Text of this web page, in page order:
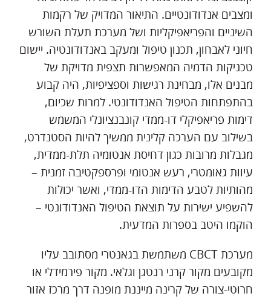
ומצבים אנדודונטיים. התיאור המדויק של רקמות
השיניים והפריאפיקליות ושל מערכת תעלת השורש
חיוני לאבחון, תכנון טיפול ומעקב באנדודונטיה. יישום
טכניקות הדמיה המאפשרות תצפית מדויקת של
מבנים אלו, מבחינת רגישות וספציפיות, היה קבוע
בהתפתחות הטיפול האנדודונטי. למרות שכיום,
דימות פריאפיקלי דו-ממדי קונבנציונלי המשמש
בשילוב עם הערכה קלינית ממשיך להיות הסטנדרט,
מגבלות מרובות כגון דחיסת אנטומיה תלת-ממדית,
עיוות גאומטרי, רעש אנטומי ופרספקטיבה זמנית –
מהותיות לטבע הדימות הדו-ממדי, ואשר יכולות
להשפיע ישירות על תוצאת הטיפול האנדודונטי –
הוקמו היטב בספרות המדעית.
מערכת CBCT משתמשת בגאנטרי מסתובב עליו
מקובעים מקור קרני רנטגן וגלאי. מקור פירמידלי או
חרוטי-צורה של קרינה מייננת מופנה דרך מרכז אזור